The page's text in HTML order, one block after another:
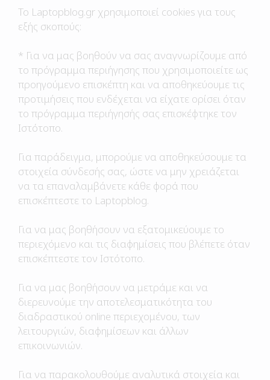
Το Laptopblog.gr χρησιμοποιεί cookies για τους
εξής σκοπούς:
* Για να μας βοηθούν να σας αναγνωρίζουμε από
το πρόγραμμα περιήγησης που χρησιμοποιείτε ως
προηγούμενο επισκέπτη και να αποθηκεύουμε τις
προτιμήσεις που ενδέχεται να είχατε ορίσει όταν
το πρόγραμμα περιήγησής σας επισκέφτηκε τον
Ιστότοπο.
Για παράδειγμα, μπορούμε να αποθηκεύσουμε τα
στοιχεία σύνδεσής σας, ώστε να μην χρειάζεται
να τα επαναλαμβάνετε κάθε φορά που
επισκέπτεστε το Laptopblog.
Για να μας βοηθήσουν να εξατομικεύουμε το
περιεχόμενο και τις διαφημίσεις που βλέπετε όταν
επισκέπτεστε τον Ιστότοπο.
Για να μας βοηθήσουν να μετράμε και να
διερευνούμε την αποτελεσματικότητα του
διαδραστικού online περιεχομένου, των
λειτουργιών, διαφημίσεων και άλλων
επικοινωνιών.
Για να παρακολουθούμε αναλυτικά στοιχεία και